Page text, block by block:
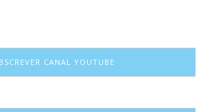
CANAL YOUTUBE